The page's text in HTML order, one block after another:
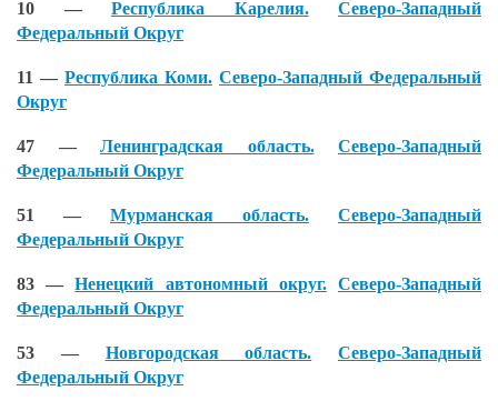
10 — Республика Карелия.
Северо-Западный
Федеральный Округ
11 — Республика Коми. Северо-Западный Федеральный
Округ
47 — Ленинградская область.
Северо-Западный
Федеральный Округ
51 — Мурманская область.
Северо-Западный
Федеральный Округ
83 —Ненецкий автономный округ.
Северо-Западный
Федеральный Округ
53 — Новгородская область.
Северо-Западный
Федеральный Округ